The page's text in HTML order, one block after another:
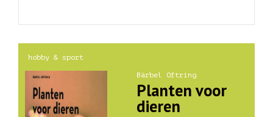
hobby & sport
Bärbel Oftring
Planten voor
dieren